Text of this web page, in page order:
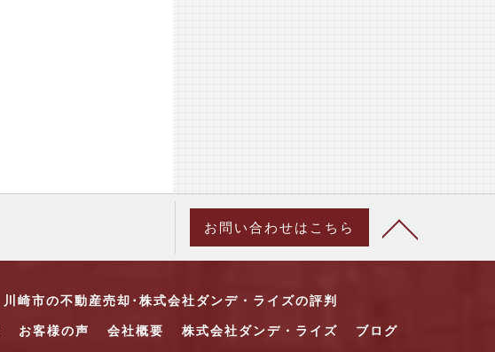
お問い合わせはこちら
川崎市の不動産売却･株式会社ダンデ・ライズの評判
お客様の声 会社概要 株式会社ダンデ・ライズ ブログ